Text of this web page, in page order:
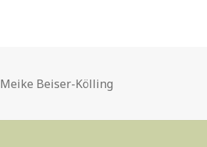
Autor
Meike Beiser-Kölling